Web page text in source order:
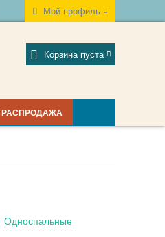
Мой профиль
Корзина пуста
РАСПРОДАЖА
Односпальные